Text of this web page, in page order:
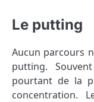
Le putting
Aucun parcours
putting.
pourtant de la
concentration.